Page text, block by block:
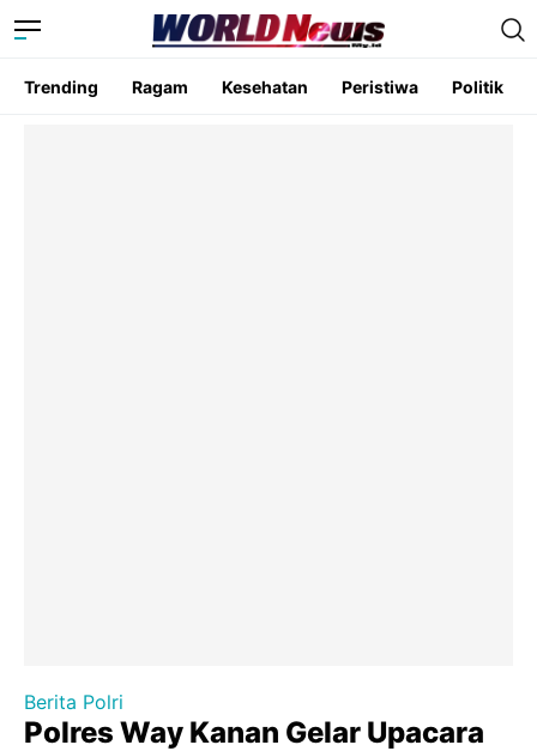
Trending Ragam Kesehatan Peristiwa Politik
Berita Polri
Polres Way Kanan Gelar Upacara